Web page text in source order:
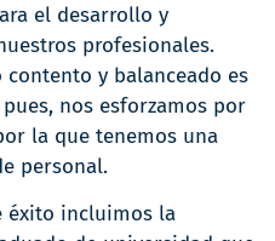
el desarrollo y
profesionales.
contento y balanceado es
nos esforzamos por
la que tenemos una
personal.
éxito incluimos la